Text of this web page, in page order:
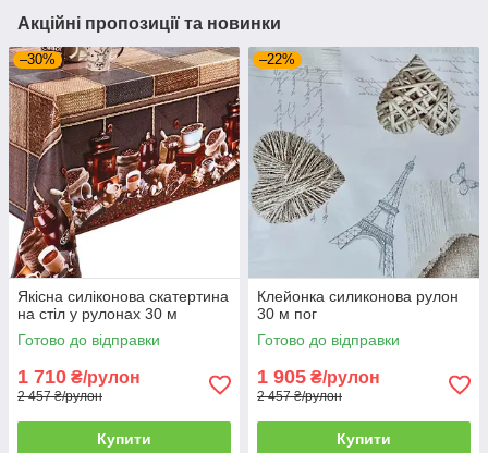
Акційні пропозиції та новинки
–30%
Якісна силіконова скатертина
на стіл у рулонах 30 м
Готово до відправки
1 710 ₴/рулон
2 457 ₴/рулон
Купити
–22%
Клейонка силиконова рулон
30 м пог
Готово до відправки
1 905 ₴/рулон
2 457 ₴/рулон
Купити